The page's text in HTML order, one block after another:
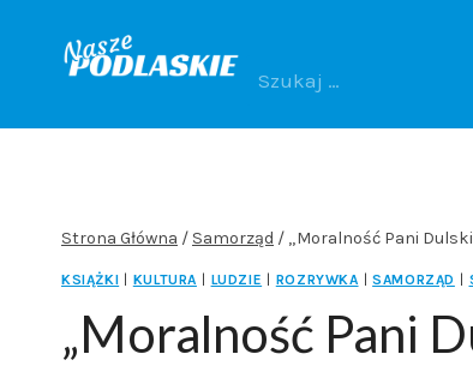
Szukaj:
Strona Główna / Samorząd / „Moralność Pani
KSIĄŻKI KULTURA LUDZIE ROZRYWKA SAMORZĄD
„Moralność Pani